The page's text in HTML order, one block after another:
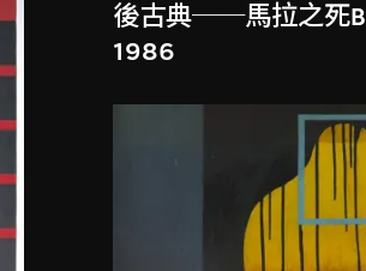
後古典──馬拉之死B
1986